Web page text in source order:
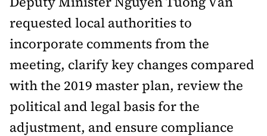
requested local authorities to
incorporate comments from the
meeting, clarify key changes compared
with the 2019 master plan, review the
political and legal basis for the
adjustment, and ensure compliance